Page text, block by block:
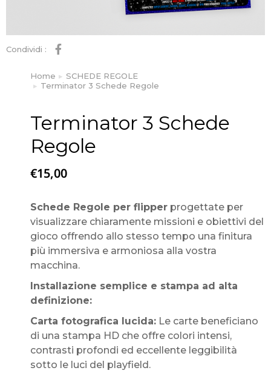
Condividi :
Tu sei qui:
Home
SCHEDE REGOLE
Terminator 3 Schede Regole
Terminator 3 Schede
Regole
€15,00
Schede Regole per flipper progettate per
visualizzare chiaramente missioni e obiettivi del
gioco offrendo allo stesso tempo una finitura
più immersiva e armoniosa alla vostra
macchina.
Installazione semplice e stampa ad alta
definizione:
Carta fotografica lucida: Le carte beneficiano
di una stampa HD che offre colori intensi,
contrasti profondi ed eccellente leggibilità
sotto le luci del playfield.